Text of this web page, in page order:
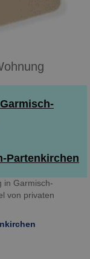
Partenkirchen
in Garmisch-
von privaten